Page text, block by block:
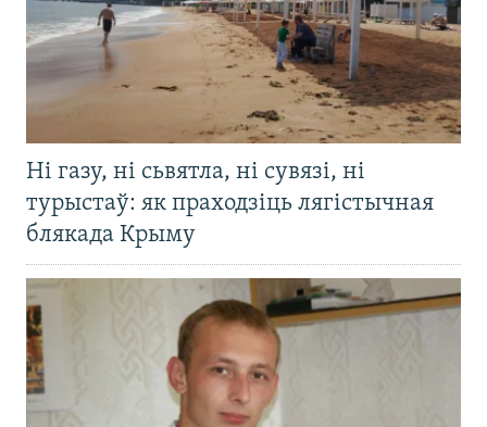
Ні газу, ні сьвятла, ні сувязі, ні
турыстаў: як праходзіць лягістычная
блякада Крыму